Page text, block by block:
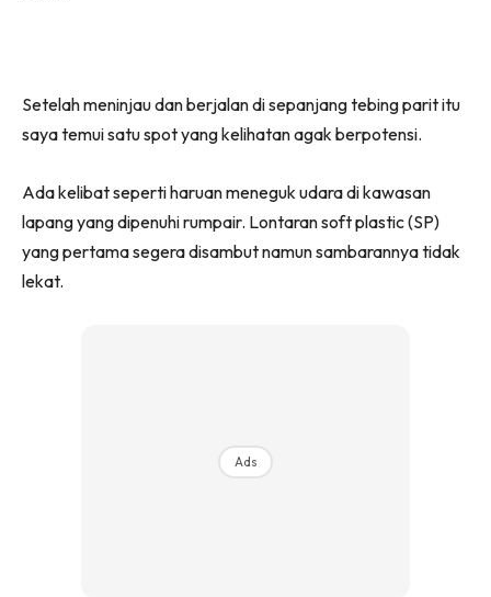
Setelah meninjau dan berjalan di sepanjang tebing parit itu
saya temui satu spot yang kelihatan agak berpotensi.
Ada kelibat seperti haruan meneguk udara di kawasan
lapang yang dipenuhi rumpair. Lontaran soft plastic (SP)
yang pertama segera disambut namun sambarannya tidak
lekat.
Ads